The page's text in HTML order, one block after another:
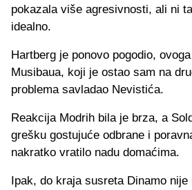
pokazala više agresivnosti, ali ni
idealno.
Hartberg je ponovo pogodio,
Musibaua, koji je ostao sam na
problema savladao Nevistića.
Reakcija Modrih bila je brza, a
grešku gostujuće odbrane i
nakratko vratilo nadu domaćima.
Ipak, do kraja susreta Dinamo